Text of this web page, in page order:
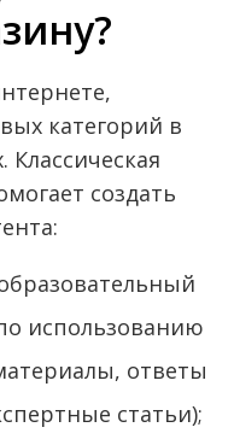
категорий в
создать
использованию
ответы
статьи);